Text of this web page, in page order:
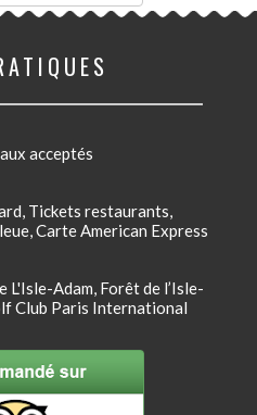
acceptés
Tickets restaurants,
Carte American Express
L'Isle-Adam, Forêt de l’Isle-
Club Paris International